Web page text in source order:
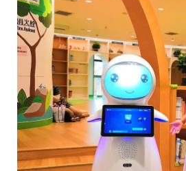
뉴스
서비스 지원
연락